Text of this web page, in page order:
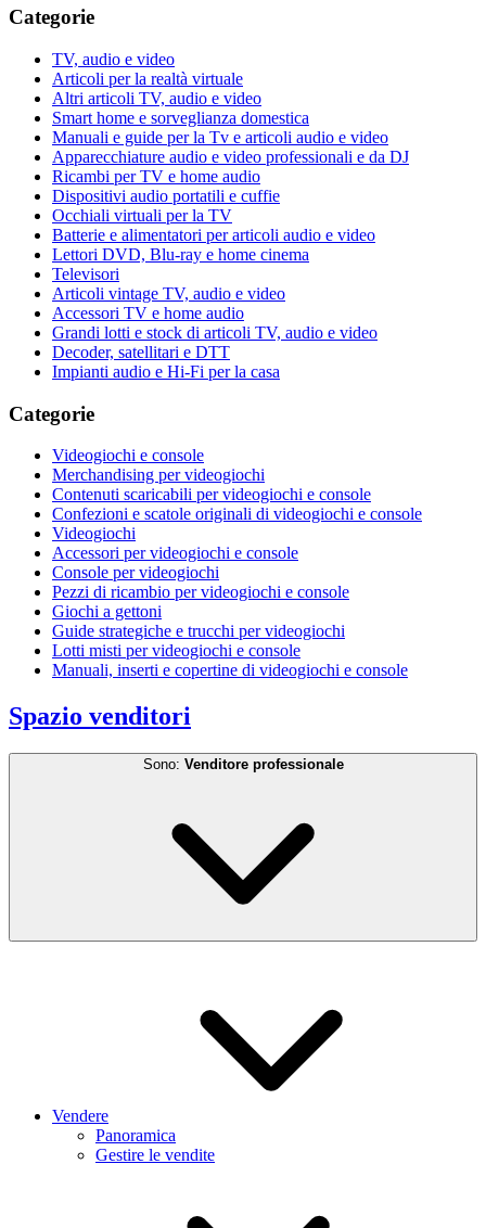
Categorie
TV, audio e video
Articoli per la realtà virtuale
Altri articoli TV, audio e video
Smart home e sorveglianza domestica
Manuali e guide per la Tv e articoli audio e video
Apparecchiature audio e video professionali e da DJ
Ricambi per TV e home audio
Dispositivi audio portatili e cuffie
Occhiali virtuali per la TV
Batterie e alimentatori per articoli audio e video
Lettori DVD, Blu-ray e home cinema
Televisori
Articoli vintage TV, audio e video
Accessori TV e home audio
Grandi lotti e stock di articoli TV, audio e video
Decoder, satellitari e DTT
Impianti audio e Hi-Fi per la casa
Categorie
Videogiochi e console
Merchandising per videogiochi
Contenuti scaricabili per videogiochi e console
Confezioni e scatole originali di videogiochi e console
Videogiochi
Accessori per videogiochi e console
Console per videogiochi
Pezzi di ricambio per videogiochi e console
Giochi a gettoni
Guide strategiche e trucchi per videogiochi
Lotti misti per videogiochi e console
Manuali, inserti e copertine di videogiochi e console
Spazio venditori
Sono: Venditore professionale
Vendere
Panoramica
Gestire le vendite